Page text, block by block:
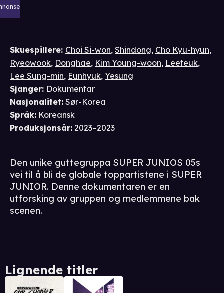
Skuespillere: Choi Si-won, Shindong, Cho Kyu-hyun,
Ryeowook, Donghae, Kim Young-woon, Leeteuk,
Lee Sung-min, Eunhyuk, Yesung
Sjanger: Dokumentar
Nasjonalitet: Sør-Korea
Språk: Koreansk
Produksjonsår: 2023–2023
Den unike guttegruppa SUPER JUNIOS 05s
vei til å bli de globale toppartistene i SUPER
JUNIOR. Denne dokumentaren er en
utforsking av gruppen og medlemmene bak
scenen.
Lignende titler